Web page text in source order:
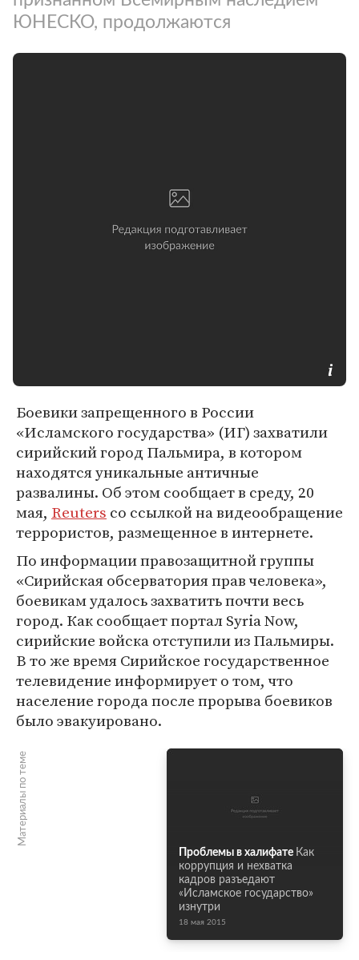
ЮНЕСКО, продолжаются
Боевики запрещенного в России
«Исламского государства» (ИГ) захватили
сирийский город Пальмира, в котором
находятся уникальные античные
развалины. Об этом сообщает в среду, 20
мая, Reuters со ссылкой на видеообращение
террористов, размещенное в интернете.
По информации правозащитной группы
«Сирийская обсерватория прав человека»,
боевикам удалось захватить почти весь
город. Как сообщает портал Syria Now,
сирийские войска отступили из Пальмиры.
В то же время Сирийское государственное
телевидение информирует о том, что
население города после прорыва боевиков
было эвакуировано.
Материалы по теме
Проблемы в халифате Как
коррупция и нехватка
кадров разъедают
«Исламское государство»
изнутри
18 мая 2015